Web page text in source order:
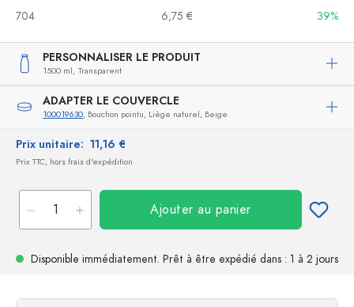
704
6,75 € 39%
PERSONNALISER LE PRODUIT
1500 ml, Transparent
ADAPTER LE COUVERCLE
100019630, Bouchon pointu, Liège naturel, Beige
Prix unitaire: 11,16 €
Prix TTC, hors frais d'expédition
Ajouter au panier
Disponible immédiatement. Prêt à être expédié dans : 1 à 2 jours